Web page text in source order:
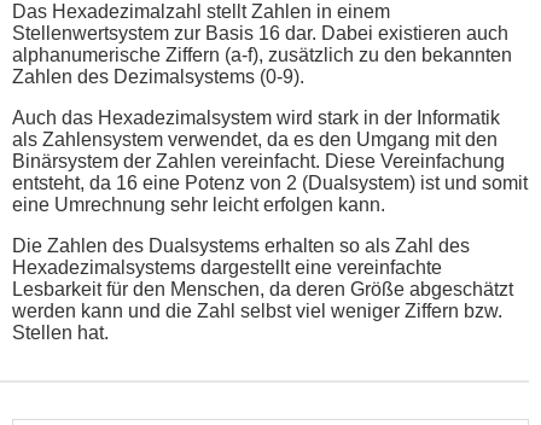
Das Hexadezimalzahl stellt Zahlen in einem
Stellenwertsystem zur Basis 16 dar. Dabei existieren auch
alphanumerische Ziffern (a-f), zusätzlich zu den bekannten
Zahlen des Dezimalsystems (0-9).
Auch das Hexadezimalsystem wird stark in der Informatik
als Zahlensystem verwendet, da es den Umgang mit den
Binärsystem der Zahlen vereinfacht. Diese Vereinfachung
entsteht, da 16 eine Potenz von 2 (Dualsystem) ist und somit
eine Umrechnung sehr leicht erfolgen kann.
Die Zahlen des Dualsystems erhalten so als Zahl des
Hexadezimalsystems dargestellt eine vereinfachte
Lesbarkeit für den Menschen, da deren Größe abgeschätzt
werden kann und die Zahl selbst viel weniger Ziffern bzw.
Stellen hat.